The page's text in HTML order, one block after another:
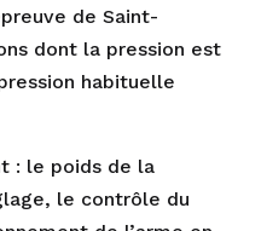
de Saint-
dont la pression est
habituelle
: le poids de la
le contrôle du